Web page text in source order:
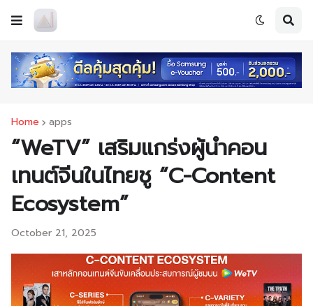
Home apps
“WeTV” เสริมแกร่งผู้นำคอน
เทนต์จีนในไทยชู “C-Content
Ecosystem”
October 21, 2025